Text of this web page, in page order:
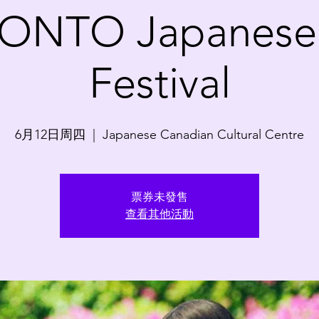
Festival
6月12日周四 Japanese Canadian Cultural Centre
票券未發售
查看其他活動